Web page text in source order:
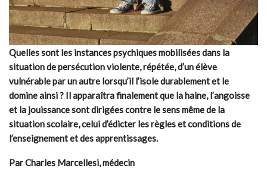
Quelles sont les instances psychiques mobilisées dans la
situation de persécution violente, répétée, d’un élève
vulnérable par un autre lorsqu’il l’isole durablement et le
domine ainsi ? Il apparaîtra finalement que la haine, l’angoisse
et la jouissance sont dirigées contre le sens même de la
situation scolaire, celui d’édicter les règles et conditions de
l’enseignement et des apprentissages.
Par Charles Marcellesi, médecin